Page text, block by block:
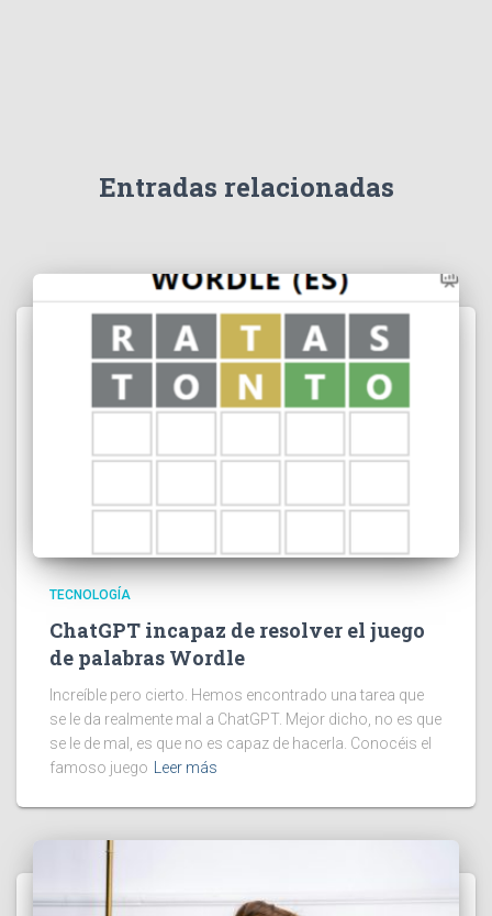
Entradas relacionadas
TECNOLOGÍA
ChatGPT incapaz de resolver el juego
de palabras Wordle
Increíble pero cierto. Hemos encontrado una tarea que
se le da realmente mal a ChatGPT. Mejor dicho, no es que
se le de mal, es que no es capaz de hacerla. Conocéis el
famoso juego Leer más